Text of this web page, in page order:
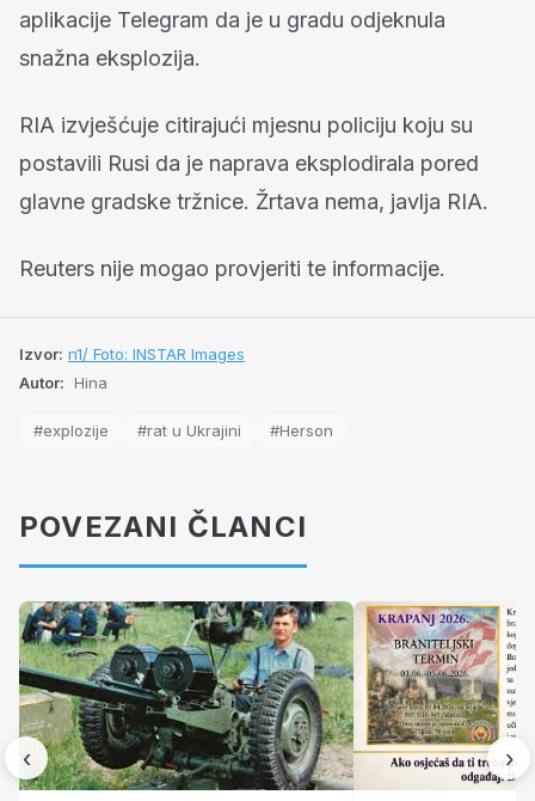
aplikacije Telegram da je u gradu odjeknula
snažna eksplozija.
RIA izvješćuje citirajući mjesnu policiju koju su
postavili Rusi da je naprava eksplodirala pored
glavne gradske tržnice. Žrtava nema, javlja RIA.
Reuters nije mogao provjeriti te informacije.
Izvor: n1/ Foto: INSTAR Images
Autor: Hina
#explozije #rat u Ukrajini #Herson
POVEZANI ČLANCI
‹ ›